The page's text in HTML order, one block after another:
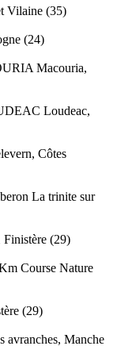
Vilaine (35)
(24)
Macouria,
Loudeac,
Côtes
La trinite sur
Finistère (29)
Course Nature
(29)
avranches, Manche